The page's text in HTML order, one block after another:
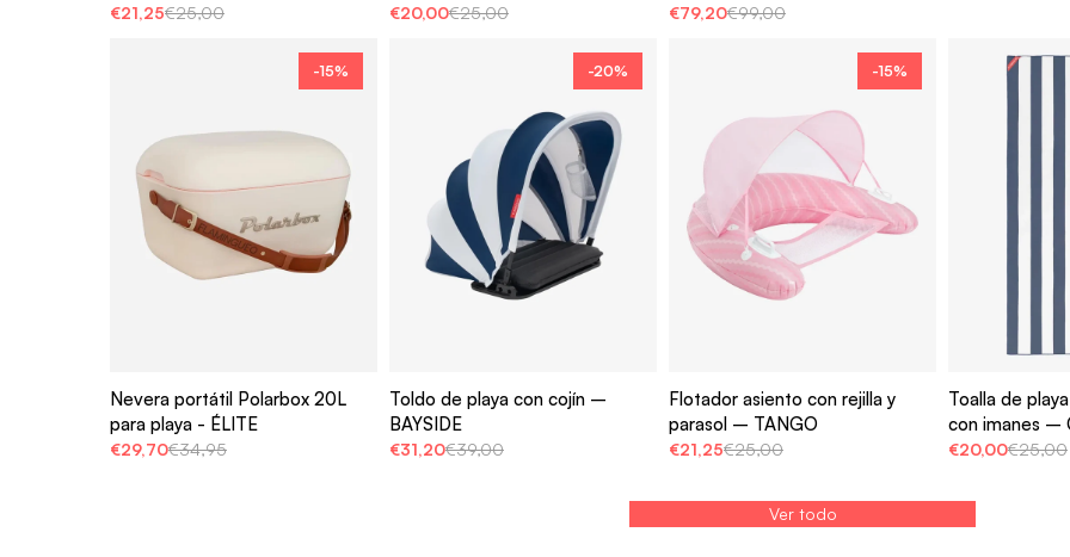
€21,25€25,00 €20,00€25,00 €79,20€99,00
-15%
Nevera portátil Polarbox 20L
para playa - ÉLITE
€29,70€34,95
-20%
Toldo de playa con cojín –
BAYSIDE
€31,20€39,00
-15%
Flotador asiento con rejilla y
parasol – TANGO
€21,25€25,00
Toalla de
con imanes –
€20,00€25,00
Ver todo